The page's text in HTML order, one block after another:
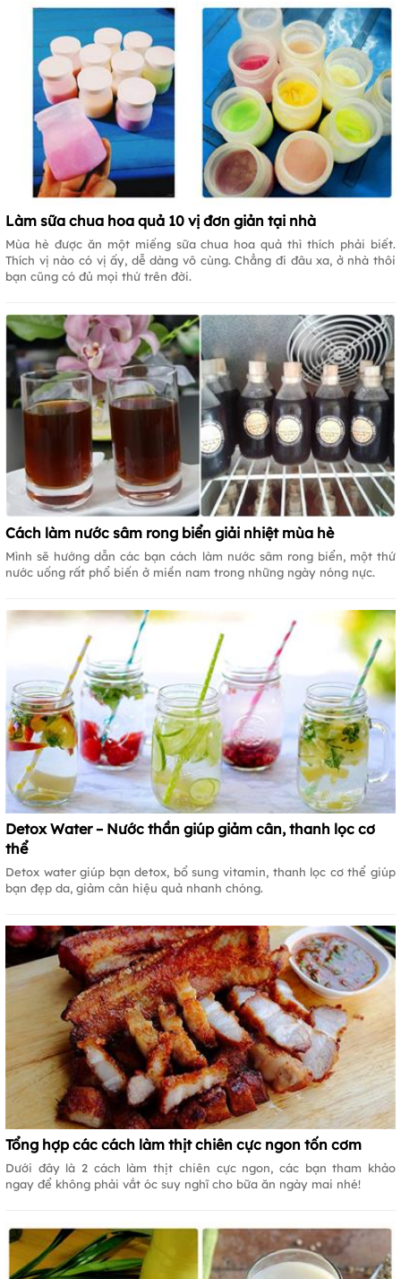
Làm sữa chua hoa quả 10 vị đơn giản tại nhà
Mùa hè được ăn một miếng sữa chua hoa quả thì thích phải biết.
Thích vị nào có vị ấy, dễ dàng vô cùng. Chẳng đi đâu xa, ở nhà thôi
bạn cũng có đủ mọi thứ trên đời.
Cách làm nước sâm rong biển giải nhiệt mùa hè
Mình sẽ hướng dẫn các bạn cách làm nước sâm rong biển, một thứ
nước uống rất phổ biến ở miền nam trong những ngày nóng nực.
Detox Water – Nước thần giúp giảm cân, thanh lọc cơ
thể
Detox water giúp bạn detox, bổ sung vitamin, thanh lọc cơ thể giúp
bạn đẹp da, giảm cân hiệu quả nhanh chóng.
Tổng hợp các cách làm thịt chiên cực ngon tốn cơm
Dưới đây là 2 cách làm thịt chiên cực ngon, các bạn tham khảo
ngay để không phải vắt óc suy nghĩ cho bữa ăn ngày mai nhé!